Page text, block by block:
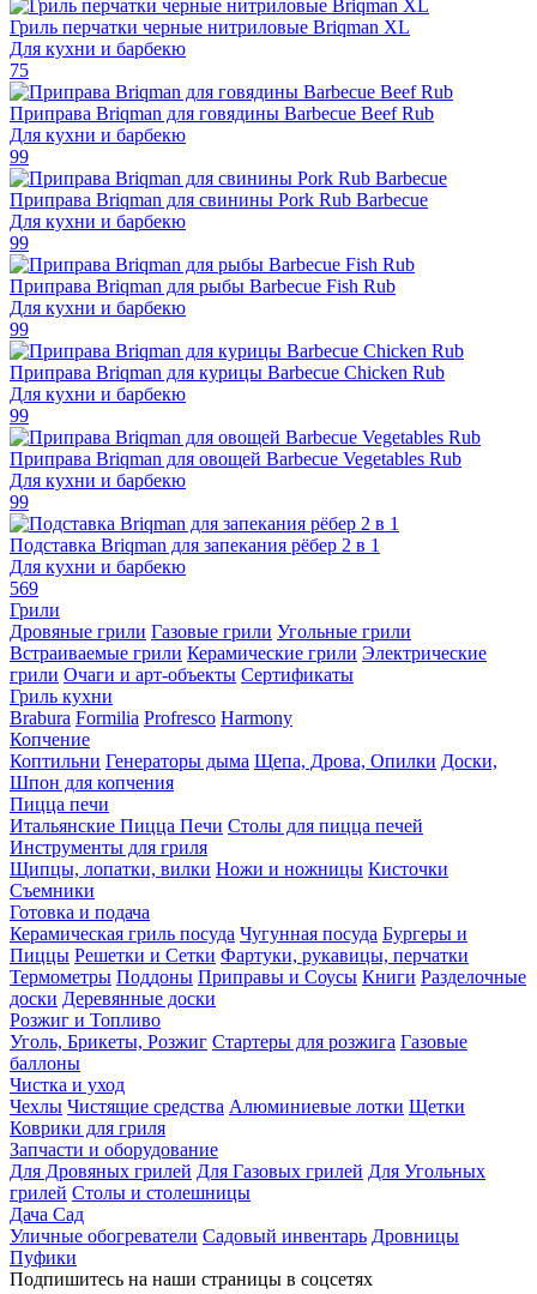
Гриль перчатки черные нитриловые Briqman XL
Для кухни и барбекю
75
Приправа Briqman для говядины Barbecue Beef Rub
Для кухни и барбекю
99
Приправа Briqman для свинины Pork Rub Barbecue
Для кухни и барбекю
99
Приправа Briqman для рыбы Barbecue Fish Rub
Для кухни и барбекю
99
Приправа Briqman для курицы Barbecue Chicken Rub
Для кухни и барбекю
99
Приправа Briqman для овощей Barbecue Vegetables Rub
Для кухни и барбекю
99
Подставка Briqman для запекания рёбер 2 в 1
Для кухни и барбекю
569
Грили
Дровяные грили Газовые грили Угольные грили
Встраиваемые грили Керамические грили Электрические
грили Очаги и арт-объекты Сертификаты
Гриль кухни
Brabura Formilia Profresco Harmony
Копчение
Коптильни Генераторы дыма Щепа, Дрова, Опилки Доски,
Шпон для копчения
Пицца печи
Итальянские Пицца Печи Столы для пицца печей
Инструменты для гриля
Щипцы, лопатки, вилки Ножи и ножницы Кисточки
Съемники
Готовка и подача
Керамическая гриль посуда Чугунная посуда Бургеры и
Пиццы Решетки и Сетки Фартуки, рукавицы, перчатки
Термометры Поддоны Приправы и Соусы Книги Разделочные
доски Деревянные доски
Розжиг и Топливо
Уголь, Брикеты, Розжиг Стартеры для розжига Газовые
баллоны
Чистка и уход
Чехлы Чистящие средства Алюминиевые лотки Щетки
Коврики для гриля
Запчасти и оборудование
Для Дровяных грилей Для Газовых грилей Для Угольных
грилей Столы и столешницы
Дача Сад
Уличные обогреватели Садовый инвентарь Дровницы
Пуфики
Подпишитесь на наши страницы в соцсетях